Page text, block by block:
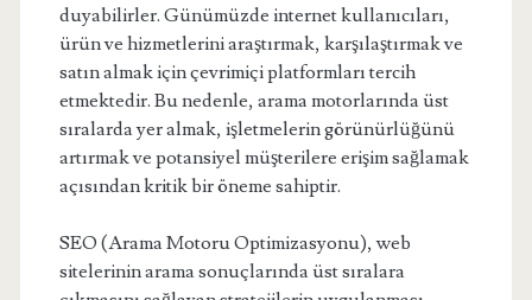
duyabilirler. Günümüzde internet kullanıcıları,
ürün ve hizmetlerini araştırmak, karşılaştırmak ve
satın almak için çevrimiçi platformları tercih
etmektedir. Bu nedenle, arama motorlarında üst
sıralarda yer almak, işletmelerin görünürlüğünü
artırmak ve potansiyel müşterilere erişim sağlamak
açısından kritik bir öneme sahiptir.
SEO (Arama Motoru Optimizasyonu), web
sitelerinin arama sonuçlarında üst sıralara